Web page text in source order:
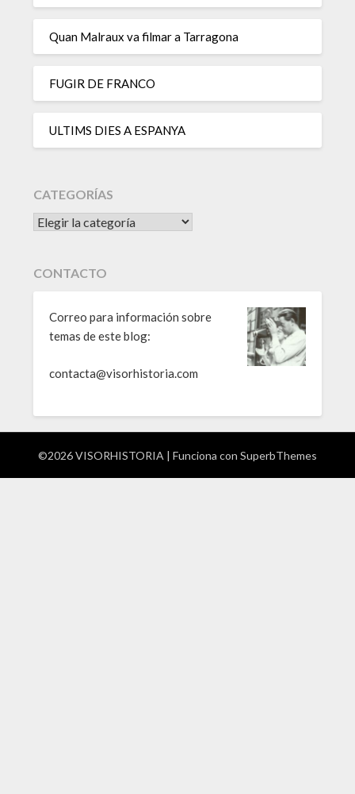
Quan Malraux va filmar a Tarragona
FUGIR DE FRANCO
ULTIMS DIES A ESPANYA
CATEGORÍAS
CATEGORÍAS
CONTACTO
Correo para información sobre
temas de este blog:
contacta@visorhistoria.com
©2026 VISORHISTORIA | Funciona con SuperbThemes